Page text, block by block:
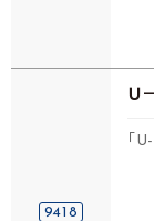
9418
Ｕ
「